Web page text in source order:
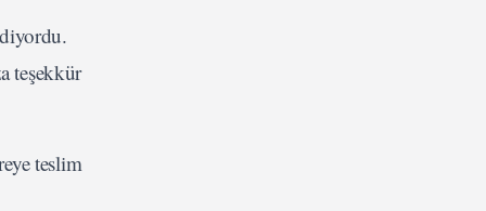
teşekkür
teslim